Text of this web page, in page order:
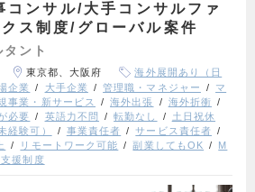
ンサル/大手コンサルファ
ス制度/グローバル案件
ント
東京都、大阪府
海外展開あり（日
企業 大手企業 管理職・マネジャー
マ
事業・新サービス 海外出張
海外折衝
必要 英語力不問 転勤なし
土日祝休
経験可） 事業責任者
サービス責任者
リモートワーク可能 副業してもOK
M
援制度